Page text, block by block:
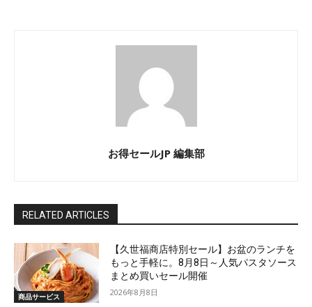
お得セールJP 編集部
RELATED ARTICLES
商品サービス
【久世福商店特別セール】お盆のランチを
もっと手軽に。8月8日～人気パスタソース
まとめ買いセール開催
2026年8月8日